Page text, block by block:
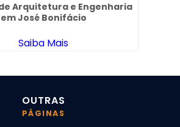
Arquitetura e Engenharia
em José Bonifácio
Saiba Mais
OUTRAS
PÁGINAS